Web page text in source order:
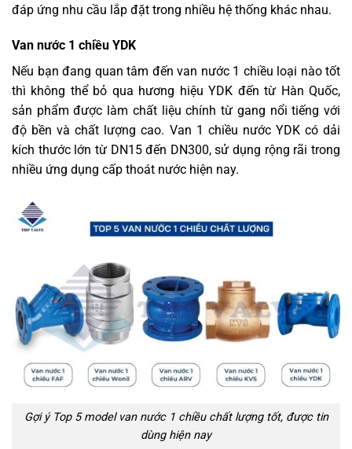
đáp ứng nhu cầu lắp đặt trong nhiều hệ thống khác nhau.
Van nước 1 chiều YDK
Nếu bạn đang quan tâm đến van nước 1 chiều loại nào tốt
thì không thể bỏ qua hương hiệu YDK đến từ Hàn Quốc,
sản phẩm được làm chất liệu chính từ gang nổi tiếng với
độ bền và chất lượng cao. Van 1 chiều nước YDK có dải
kích thước lớn từ DN15 đến DN300, sử dụng rộng rãi trong
nhiều ứng dụng cấp thoát nước hiện nay.
Gợi ý Top 5 model van nước 1 chiều chất lượng tốt, được tin
dùng hiện nay